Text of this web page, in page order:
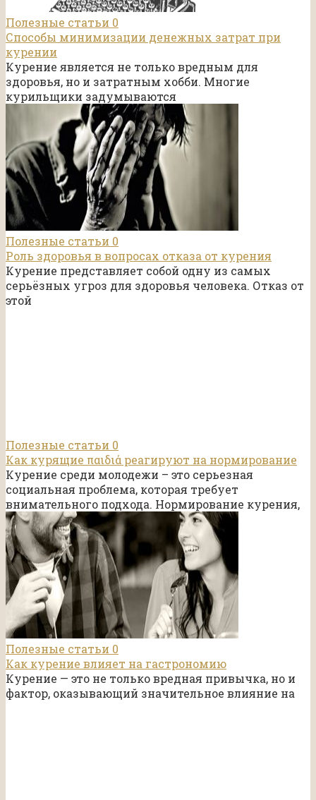
Полезные статьи 0
Способы минимизации денежных затрат при
курении
Курение является не только вредным для
здоровья, но и затратным хобби. Многие
курильщики задумываются
Полезные статьи 0
Роль здоровья в вопросах отказа от курения
Курение представляет собой одну из самых
серьёзных угроз для здоровья человека. Отказ от
этой
Полезные статьи 0
Как курящие παιδιά реагируют на нормирование
Курение среди молодежи – это серьезная
социальная проблема, которая требует
внимательного подхода. Нормирование курения,
Полезные статьи 0
Как курение влияет на гастрономию
Курение — это не только вредная привычка, но и
фактор, оказывающий значительное влияние на